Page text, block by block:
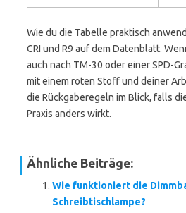
Wie du die Tabelle praktisch
CRI und R9 auf dem Datenblatt.
auch nach TM-30 oder einer SPD-
mit einem roten Stoff und deiner
die Rückgaberegeln im Blick, falls
Praxis anders wirkt.
Ähnliche Beiträge:
Wie funktioniert die
Schreibtischlampe?